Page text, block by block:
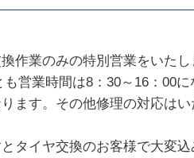
作業のみの特別営業をいたし
営業時間は8：30～16：00に
ます。その他修理の対応はい
タイヤ交換のお客様で大変込